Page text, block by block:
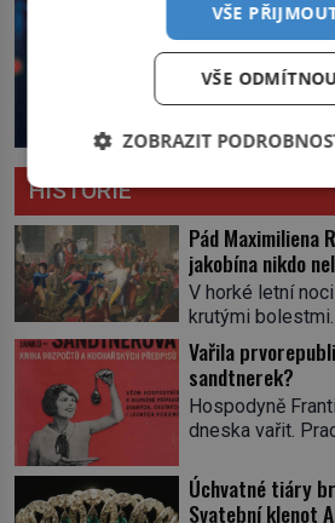
HISTORIE
Pád Maximiliena
jakobína nikdo
V horké letní
krutými
hlavou mu víří
se probere z
jednu z
před lety
tragický osud.
prohlásil o něm
francouzský
Vařila
sandtnerek?
Hospodyně
dneska vařit.
rychle v jedné ze
„Zaplaťpánbůh,
Úchvatné tiáry
Svatební klenot
VŠE
VŠE
ZOBRAZIT